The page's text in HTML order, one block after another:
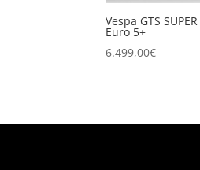
Vespa GTS
Euro 5+
6.499,00€